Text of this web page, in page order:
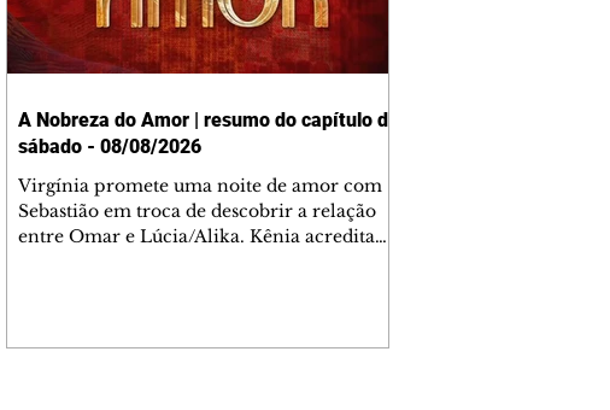
A Nobreza do Amor | resumo do capítulo de
sábado - 08/08/2026
Virgínia promete uma noite de amor com
Sebastião em troca de descobrir a relação
entre Omar e Lúcia/Alika. Kênia acredita